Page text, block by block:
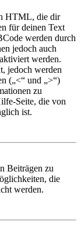
HTML, die dir
für deinen Text
werden durch
jedoch auch
werden.
jedoch werden
(„<“ und „>“)
zu
Seite, die von
ist.
Beiträgen zu
die
werden.